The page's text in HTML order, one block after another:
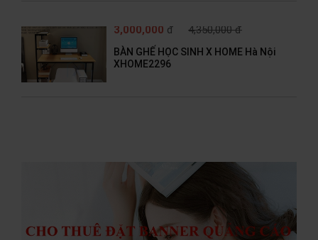
3,000,000 đ 4,350,000 đ
BÀN GHẾ HỌC SINH X HOME Hà Nội
XHOME2296